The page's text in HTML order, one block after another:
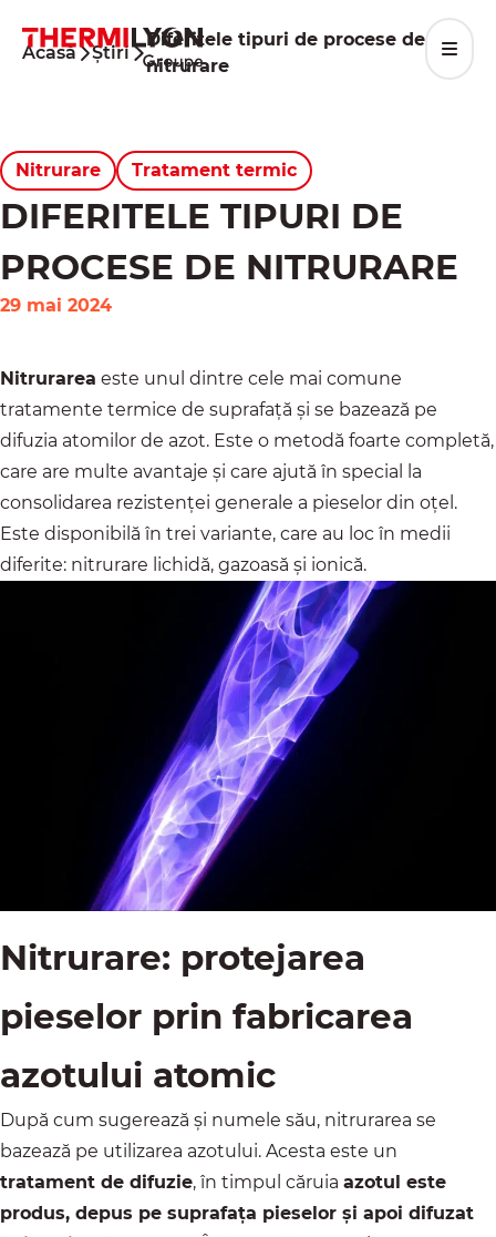
conținut
Acasă Știri
Diferitele tipuri de procese de
nitrurare
Nitrurare Tratament termic
DIFERITELE TIPURI DE
PROCESE DE NITRURARE
29 mai 2024
Nitrurarea este unul dintre cele mai comune
tratamente termice de suprafață și se bazează pe
difuzia atomilor de azot. Este o metodă foarte completă,
care are multe avantaje și care ajută în special la
consolidarea rezistenței generale a pieselor din oțel.
Este disponibilă în trei variante, care au loc în medii
diferite: nitrurare lichidă, gazoasă și ionică.
Nitrurare: protejarea
pieselor prin fabricarea
azotului atomic
După cum sugerează și numele său, nitrurarea se
bazează pe utilizarea azotului. Acesta este un
tratament de difuzie, în timpul căruia azotul este
produs, depus pe suprafața pieselor și apoi difuzat